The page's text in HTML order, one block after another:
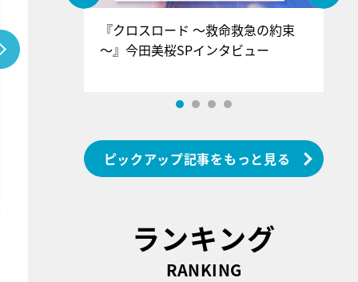
』＝LOV
インタ
『クロスロード ～救命救急の約束
～』今田美桜SPインタビュー
ピックアップ記事をもっと見る
ランキング
RANKING